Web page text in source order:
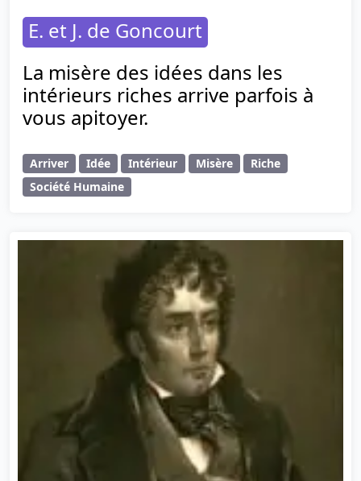
E. et J. de Goncourt
La misère des idées dans les
intérieurs riches arrive parfois à
vous apitoyer.
Arriver Idée Intérieur Misère
Riche
Société Humaine